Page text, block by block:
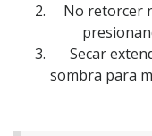
No retorcer
Secar
sombra para